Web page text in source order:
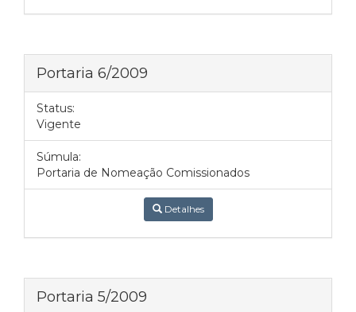
Portaria 6/2009
Status:
Vigente
Súmula:
Portaria de Nomeação Comissionados
Detalhes
Portaria 5/2009